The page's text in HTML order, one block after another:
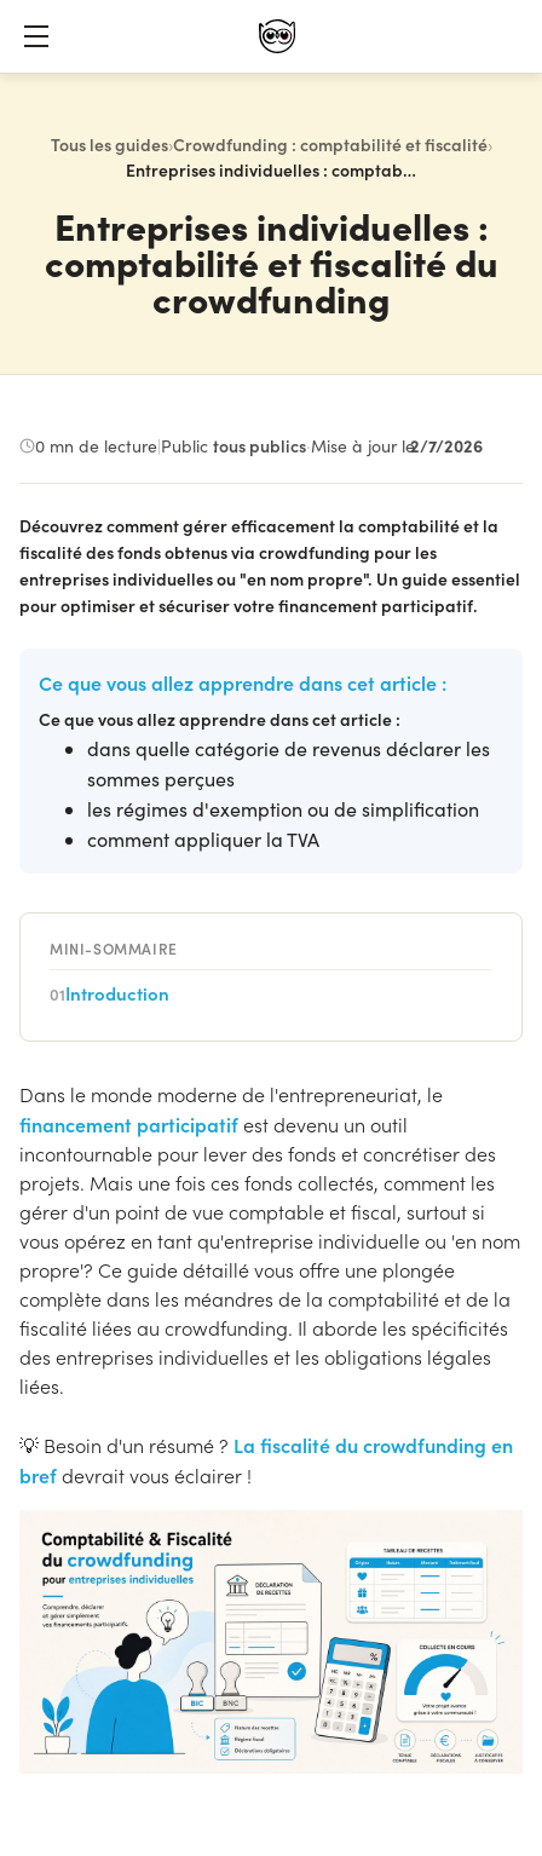
Tous les guides›Crowdfunding : comptabilité et fiscalité›
Entreprises individuelles : comptabilité et fiscalité du crowdfunding
Entreprises individuelles :
comptabilité et fiscalité du
crowdfunding
0 mn de lecture|Public :tous publics·Mise à jour le2/7/2026
Découvrez comment gérer efficacement la comptabilité et la
fiscalité des fonds obtenus via crowdfunding pour les
entreprises individuelles ou "en nom propre". Un guide essentiel
pour optimiser et sécuriser votre financement participatif.
Ce que vous allez apprendre dans cet article :
Ce que vous allez apprendre dans cet article :
dans quelle catégorie de revenus déclarer les
sommes perçues
les régimes d'exemption ou de simplification
comment appliquer la TVA
MINI-SOMMAIRE
01Introduction
Dans le monde moderne de l'entrepreneuriat, le
financement participatifest devenu un outil
incontournable pour lever des fonds et concrétiser des
projets. Mais une fois ces fonds collectés, comment les
gérer d'un point de vue comptable et fiscal, surtout si
vous opérez en tant qu'entreprise individuelle ou 'en nom
propre'? Ce guide détaillé vous offre une plongée
complète dans les méandres de la comptabilité et de la
fiscalité liées au crowdfunding. Il aborde les spécificités
des entreprises individuelles et les obligations légales
liées.
💡 Besoin d'un résumé ? La fiscalité du crowdfunding en
brefdevrait vous éclairer !